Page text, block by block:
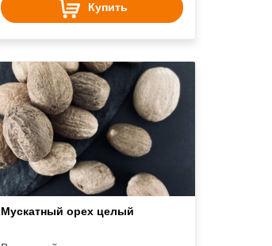
Купить
Мускатный орех целый